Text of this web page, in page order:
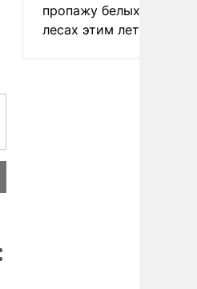
пропажу белых грибов
лесах этим летом